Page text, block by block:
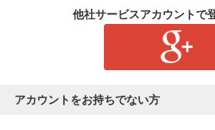
他社サービスアカウントで
アカウントをお持ちでない方